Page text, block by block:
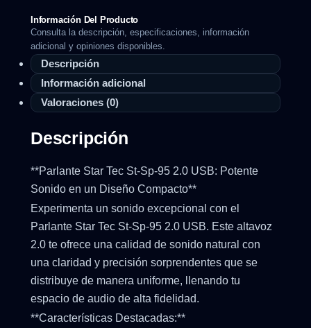
Información Del Producto
Consulta la descripción, especificaciones, información
adicional y opiniones disponibles.
Descripción
Información adicional
Valoraciones (0)
Descripción
**Parlante Star Tec St-Sp-95 2.0 USB: Potente
Sonido en un Diseño Compacto**
Experimenta un sonido excepcional con el
Parlante Star Tec St-Sp-95 2.0 USB. Este altavoz
2.0 te ofrece una calidad de sonido natural con
una claridad y precisión sorprendentes que se
distribuye de manera uniforme, llenando tu
espacio de audio de alta fidelidad.
**Características Destacadas:**